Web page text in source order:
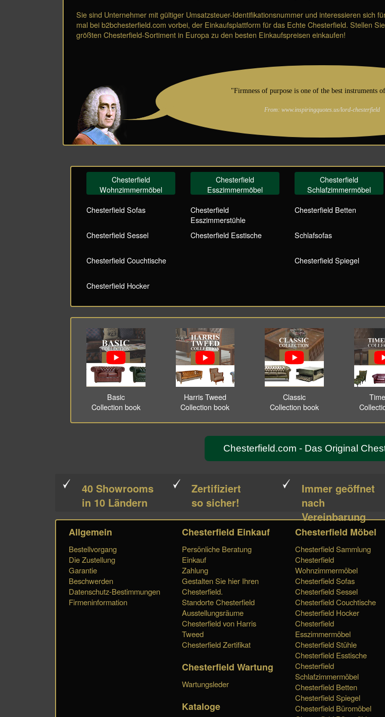
Sie sind Unternehmer mit gültiger Umsatzsteuer-Identifikationsnummer und interessieren sich
mal bei b2bchesterfield.com vorbei, der Einkaufsplattform für das Echte Chesterfield. Stellen
größten Chesterfield-Sortiment in Europa zu den besten Einkaufspreisen einkaufen!
"Firmness of purpose is one of the best instruments
From: www.inspiringquotes.us/lord-chesterfield
Chesterfield
Wohnzimmermöbel
Chesterfield Sofas
Chesterfield Sessel
Chesterfield Couchtische
Chesterfield Hocker
Chesterfield
Esszimmermöbel
Chesterfield
Esszimmerstühle
Chesterfield Esstische
Chesterfield
Schlafzimmermöbel
Chesterfield Betten
Schlafsofas
Chesterfield Spiegel
Basic
Collection book
Harris Tweed
Collection book
Classic
Collection book
Chesterfield.com - Das Original
40 Showrooms
in 10 Ländern
Zertifiziert
so sicher!
Immer geöffnet
nach
Vereinbarung
Allgemein
Bestellvorgang
Die Zustellung
Garantie
Beschwerden
Datenschutz-Bestimmungen
Firmeninformation
Chesterfield Einkauf
Persönliche Beratung
Einkauf
Zahlung
Gestalten Sie hier Ihren
Chesterfield.
Standorte Chesterfield
Ausstellungsräume
Chesterfield von Harris
Tweed
Chesterfield Zertifikat
Chesterfield Wartung
Wartungsleder
Kataloge
Chesterfield Möbel
Chesterfield Sammlung
Chesterfield
Wohnzimmermöbel
Chesterfield Sofas
Chesterfield Sessel
Chesterfield Couchtische
Chesterfield Hocker
Chesterfield
Esszimmermöbel
Chesterfield Stühle
Chesterfield Esstische
Chesterfield
Schlafzimmermöbel
Chesterfield Betten
Chesterfield Spiegel
Chesterfield Büromöbel